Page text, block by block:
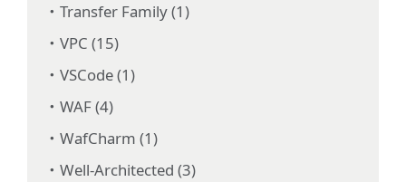
Transfer Family (1)
VPC (15)
VSCode (1)
WAF (4)
WafCharm (1)
Well-Architected (3)